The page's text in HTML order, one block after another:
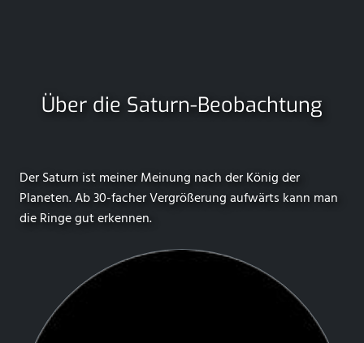
Über die Saturn-Beobachtung
Der Saturn ist meiner Meinung nach der König der
Planeten. Ab 30-facher Vergrößerung aufwärts kann man
die Ringe gut erkennen.